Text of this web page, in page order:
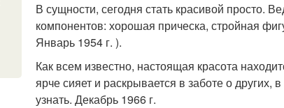
В сущности, сегодня стать красивой просто.
компонентов: хорошая прическа, стройная
Январь 1954 г. ).
Как всем известно, настоящая красота
ярче сияет и раскрывается в заботе о
узнать. Декабрь 1966 г.